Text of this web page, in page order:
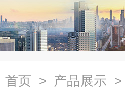
首页 > 产品展示